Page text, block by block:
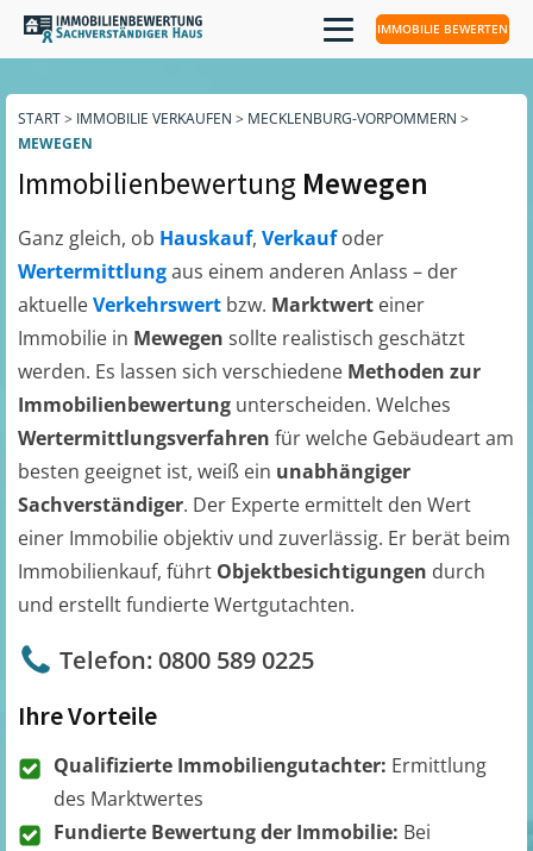
IMMOBILIE BEWERTEN
START> IMMOBILIE VERKAUFEN > MECKLENBURG-VORPOMMERN >
MEWEGEN
Immobilienbewertung Mewegen
Ganz gleich, ob Hauskauf, Verkaufoder
Wertermittlungaus einem anderen Anlass – der
aktuelleVerkehrswert bzw. Marktwert einer
Immobilie in Mewegen sollte realistisch geschätzt
werden. Es lassen sich verschiedene Methoden zur
Immobilienbewertung unterscheiden. Welches
Wertermittlungsverfahren für welche Gebäudeart am
besten geeignet ist, weiß ein unabhängiger
Sachverständiger. Der Experte ermittelt den Wert
einer Immobilie objektiv und zuverlässig. Er berät beim
Immobilienkauf, führt Objektbesichtigungen durch
und erstellt fundierte Wertgutachten.
Telefon: 0800 589 0225
Ihre Vorteile
Qualifizierte Immobiliengutachter: Ermittlung
des Marktwertes
Fundierte Bewertung der Immobilie: Bei